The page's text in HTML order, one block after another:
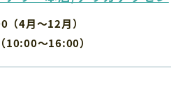
4月～12月）
～16:00）